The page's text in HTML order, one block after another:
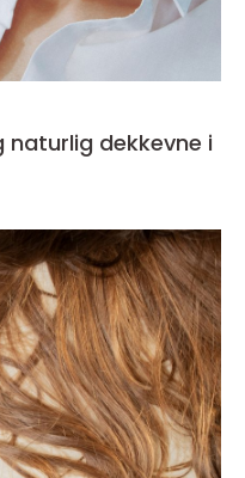
naturlig dekkevne i